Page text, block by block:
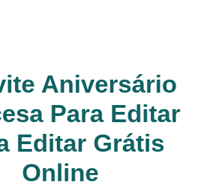
Aniversário
Para Editar
Editar Grátis
Online